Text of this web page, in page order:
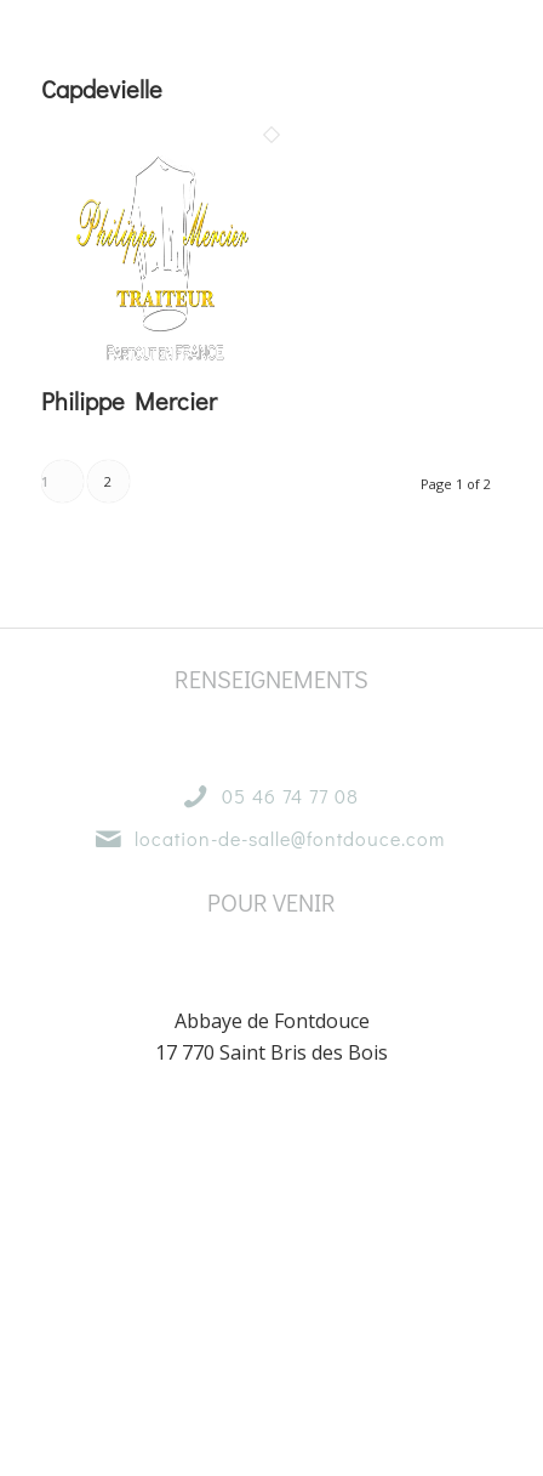
Capdevielle
Philippe Mercier
Page 1 of 2
1 2
RENSEIGNEMENTS
05 46 74 77 08
location-de-salle@fontdouce.com
POUR VENIR
Abbaye de Fontdouce
17 770 Saint Bris des Bois